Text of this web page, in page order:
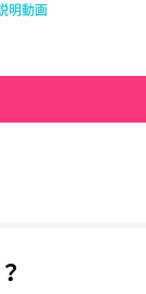
明動画